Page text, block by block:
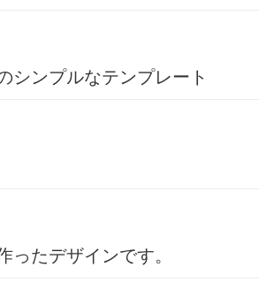
シンプルなテンプレート
ったデザインです。